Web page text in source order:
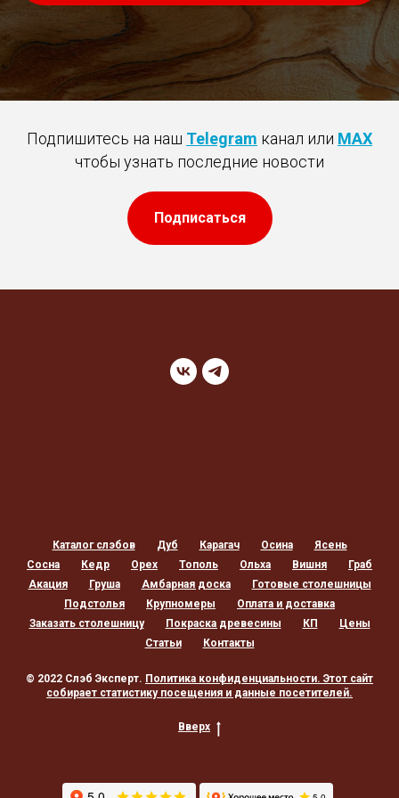
Подпишитесь на наш Telegram канал или MAX
чтобы узнать последние новости
Подписаться
Каталог слэбов Дуб Карагач Осина
Ясень
Сосна
Кедр Орех Тополь Ольха Вишня
Граб
Акация
Груша Амбарная доска
Готовые столешницы
Подстолья
Крупномеры
Оплата и доставка
Заказать столешницу
Покраска древесины КП
Цены
Статьи
Контакты
© 2022 Слэб Эксперт. Политика конфиденциальности. Этот сайт
собирает статистику посещения и данные посетителей.
Вверх